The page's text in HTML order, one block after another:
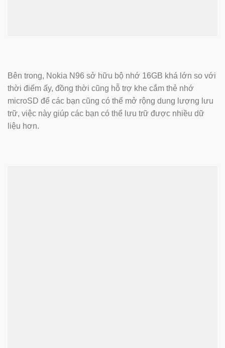
Bên trong, Nokia N96 sở hữu bộ nhớ 16GB khá lớn so với
thời điểm ấy, đồng thời cũng hỗ trợ khe cắm thẻ nhớ
microSD để các bạn cũng có thể mở rộng dung lượng lưu
trữ, việc này giúp các bạn có thể lưu trữ được nhiều dữ
liệu hơn.